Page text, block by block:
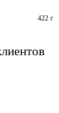
422 г